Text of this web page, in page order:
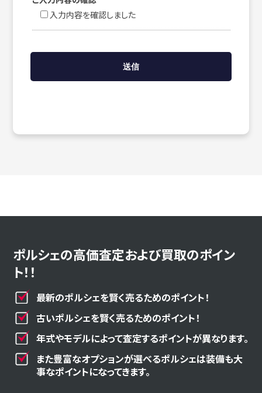
入力内容を確認しました
ポルシェの高価査定および買取のポイン
ト！！
最新のポルシェを賢く売るためのポイント！
古いポルシェを賢く売るためのポイント！
年式やモデルによって査定するポイントが異なります。
また豊富なオプションが選べるポルシェは装備も大
事なポイントになってきます。